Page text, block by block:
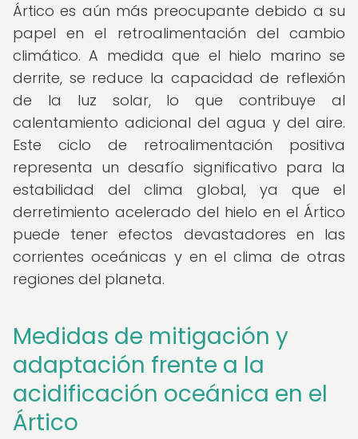
Ártico es aún más preocupante debido a su
papel en el retroalimentación del cambio
climático. A medida que el hielo marino se
derrite, se reduce la capacidad de reflexión
de la luz solar, lo que contribuye al
calentamiento adicional del agua y del aire.
Este ciclo de retroalimentación positiva
representa un desafío significativo para la
estabilidad del clima global, ya que el
derretimiento acelerado del hielo en el Ártico
puede tener efectos devastadores en las
corrientes oceánicas y en el clima de otras
regiones del planeta.
Medidas de mitigación y
adaptación frente a la
acidificación oceánica en el
Ártico